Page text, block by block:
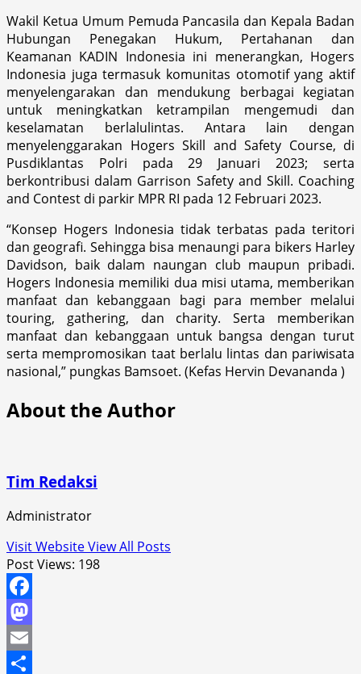
Wakil Ketua Umum Pemuda Pancasila dan Kepala Badan
Hubungan Penegakan Hukum, Pertahanan dan
Keamanan KADIN Indonesia ini menerangkan, Hogers
Indonesia juga termasuk komunitas otomotif yang aktif
menyelengarakan dan mendukung berbagai kegiatan
untuk meningkatkan ketrampilan mengemudi dan
keselamatan berlalulintas. Antara lain dengan
menyelenggarakan Hogers Skill and Safety Course, di
Pusdiklantas Polri pada 29 Januari 2023; serta
berkontribusi dalam Garrison Safety and Skill. Coaching
and Contest di parkir MPR RI pada 12 Februari 2023.
“Konsep Hogers Indonesia tidak terbatas pada teritori
dan geografi. Sehingga bisa menaungi para bikers Harley
Davidson, baik dalam naungan club maupun pribadi.
Hogers Indonesia memiliki dua misi utama, memberikan
manfaat dan kebanggaan bagi para member melalui
touring, gathering, dan charity. Serta memberikan
manfaat dan kebanggaan untuk bangsa dengan turut
serta mempromosikan taat berlalu lintas dan pariwisata
nasional,” pungkas Bamsoet. (Kefas Hervin Devananda )
About the Author
Tim Redaksi
Administrator
Visit WebsiteView All Posts
Post Views: 198
Facebook
Mastodon
Email